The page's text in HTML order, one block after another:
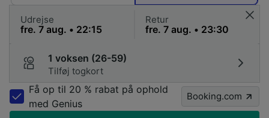
Udrejse Retur
1 voksen (26-59)
Tilføj togkort
Få op til 20 % rabat på ophold
med Genius
Booking.com